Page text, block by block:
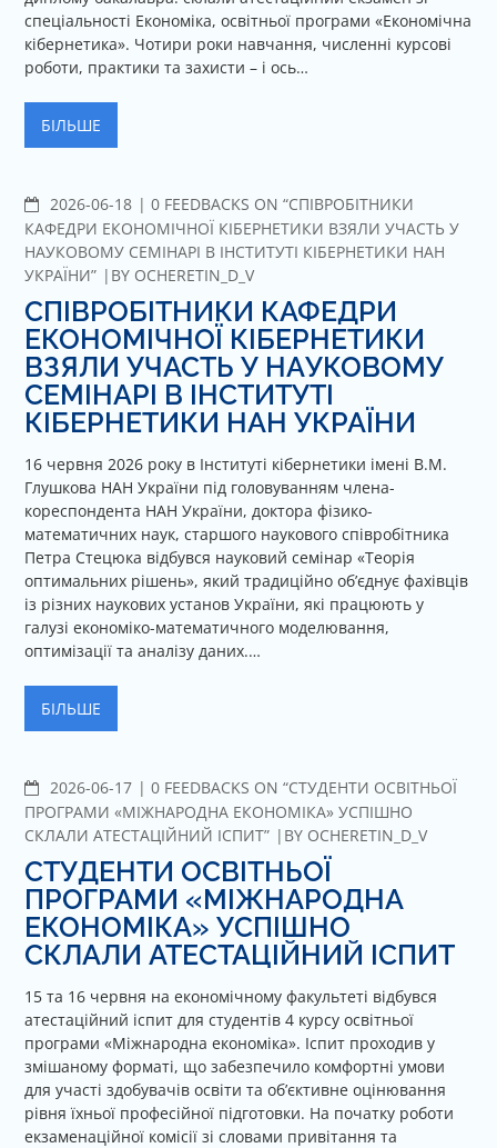
спеціальності Економіка, освітньої програми «Економічна
кібернетика». Чотири роки навчання, численні курсові
роботи, практики та захисти – і ось…
БІЛЬШЕ
2026-06-18
C
O
M
M
E
N
T
S
0 FEEDBACKS ON “СПІВРОБІТНИКИ
КАФЕДРИ ЕКОНОМІЧНОЇ КІБЕРНЕТИКИ ВЗЯЛИ УЧАСТЬ У
НАУКОВОМУ СЕМІНАРІ В ІНСТИТУТІ КІБЕРНЕТИКИ НАН
УКРАЇНИ”
BY OCHERETIN_D_V
СПІВРОБІТНИКИ КАФЕДРИ
ЕКОНОМІЧНОЇ КІБЕРНЕТИКИ
ВЗЯЛИ УЧАСТЬ У НАУКОВОМУ
СЕМІНАРІ В ІНСТИТУТІ
КІБЕРНЕТИКИ НАН УКРАЇНИ
16 червня 2026 року в Інституті кібернетики імені В.М.
Глушкова НАН України під головуванням члена-
кореспондента НАН України, доктора фізико-
математичних наук, старшого наукового співробітника
Петра Стецюка відбувся науковий семінар «Теорія
оптимальних рішень», який традиційно об’єднує фахівців
із різних наукових установ України, які працюють у
галузі економіко-математичного моделювання,
оптимізації та аналізу даних.…
БІЛЬШЕ
2026-06-17
C
O
M
M
E
N
T
S
0 FEEDBACKS ON “СТУДЕНТИ ОСВІТНЬОЇ
ПРОГРАМИ «МІЖНАРОДНА ЕКОНОМІКА» УСПІШНО
СКЛАЛИ АТЕСТАЦІЙНИЙ ІСПИТ”
BY OCHERETIN_D_V
СТУДЕНТИ ОСВІТНЬОЇ
ПРОГРАМИ «МІЖНАРОДНА
ЕКОНОМІКА» УСПІШНО
СКЛАЛИ АТЕСТАЦІЙНИЙ ІСПИТ
15 та 16 червня на економічному факультеті відбувся
атестаційний іспит для студентів 4 курсу освітньої
програми «Міжнародна економіка». Іспит проходив у
змішаному форматі, що забезпечило комфортні умови
для участі здобувачів освіти та об’єктивне оцінювання
рівня їхньої професійної підготовки. На початку роботи
екзаменаційної комісії зі словами привітання та